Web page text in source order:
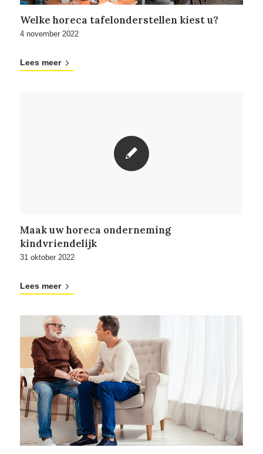
Welke horeca tafelonderstellen kiest u?
4 november 2022
Lees meer
Maak uw horeca onderneming
kindvriendelijk
31 oktober 2022
Lees meer